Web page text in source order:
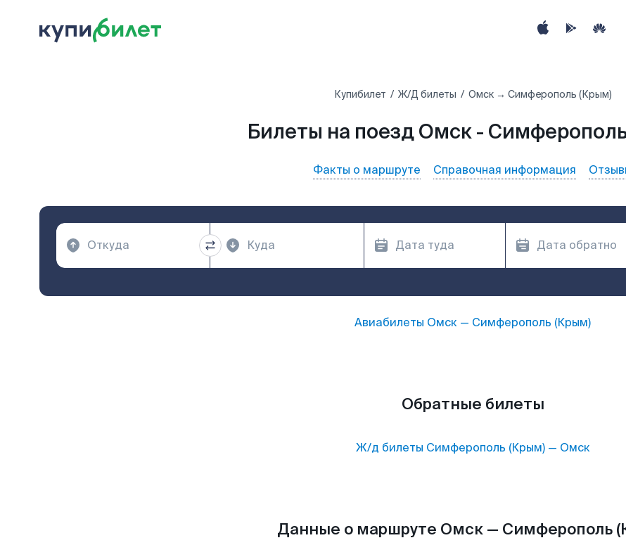
Купибилет Ж/Д билеты Омск → Симферополь (Крым)
Билеты на поезд Омск -
Факты о маршруте Справочная информация
Авиабилеты Омск — Симферополь (Крым)
Обратные билеты
Ж/д билеты Симферополь (Крым)— Омск
Данные о маршруте Омск — Симферополь